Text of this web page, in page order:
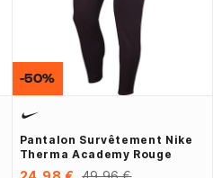
Pantalon Survêtement Nike
Therma Academy Rouge
-50%